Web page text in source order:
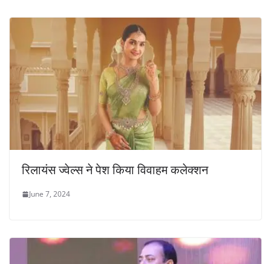
रिलायंस ज्वेल्स ने पेश किया विवाहम कलेक्शन
June 7, 2024